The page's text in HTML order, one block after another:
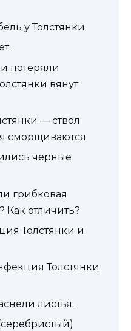
у Толстянки.
потеряли
вянут
— ствол
сморщиваются.
черные
грибковая
Как отличить?
Толстянки и
Толстянки
листья.